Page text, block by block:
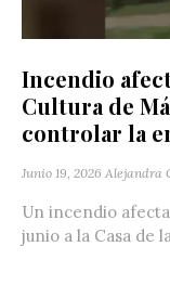
Incendio
Cultura de
controlar la
Junio 19, 2026 Alejandra
Un incendio
junio a la Casa de